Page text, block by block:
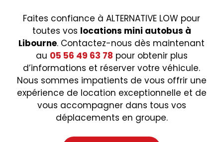
Faites confiance à ALTERNATIVE LOW pour
toutes vos locations mini autobus à
Libourne. Contactez-nous dès maintenant
au 05 56 49 63 78 pour obtenir plus
d’informations et réserver votre véhicule.
Nous sommes impatients de vous offrir une
expérience de location exceptionnelle et de
vous accompagner dans tous vos
déplacements en groupe.